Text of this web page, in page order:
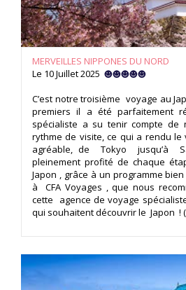
MERVEILLES NIPPONES DU NORD
Le 10 Juillet 2025
C’est notre troisième voyage au
premiers il a été parfaitement
spécialiste a su tenir compte de
rythme de visite, ce qui a rendu
agréable, de Tokyo jusqu’à
pleinement profité de chaque
Japon , grâce à un programme
à CFA Voyages , que nous
cette agence de voyage
qui souhaitent découvrir le Japon !